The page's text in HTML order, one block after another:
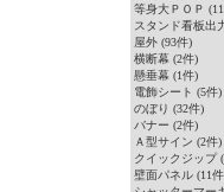
等身大ＰＯＰ
スタンド看板出
屋外 (93件)
横断幕 (2件)
懸垂幕 (1件)
電飾シート (5件)
のぼり (32件)
バナー (2件)
Ａ型サイン (2件)
クイックジップ
壁面パネル (11